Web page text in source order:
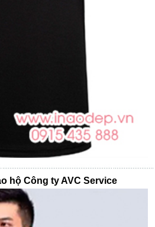
hộ Công ty AVC Service